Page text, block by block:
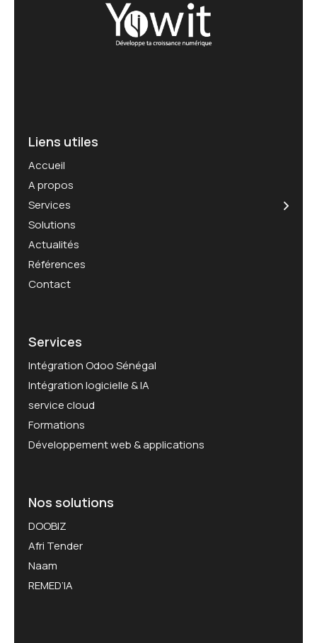
Liens utiles
Accueil
A propos
Services
Solutions
Actualités
Références
Contact
Services
Intégration Odoo Sénégal
Intégration logicielle & IA
service cloud
Formations
Développement web & applications
Nos solutions
DOOBIZ
Afri Tender
Naam
REMED’IA